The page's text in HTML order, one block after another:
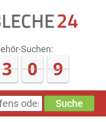
Suchen:
3 0 9
Suche